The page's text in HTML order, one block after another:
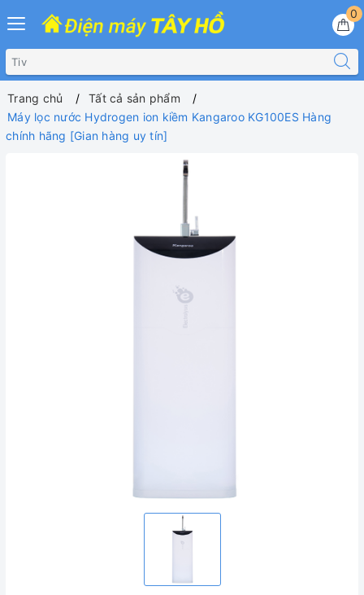
0
Trang chủ
Tất cả sản phẩm
Máy lọc nước Hydrogen ion kiềm Kangaroo KG100ES Hàng
chính hãng [Gian hàng uy tín]